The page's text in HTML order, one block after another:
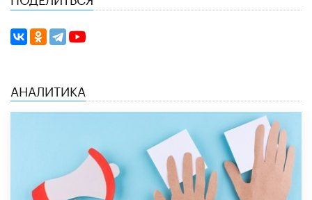
АНАЛИТИКА